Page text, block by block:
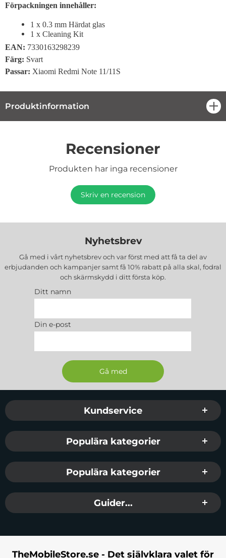
Förpackningen innehåller:
1 x 0.3 mm Härdat glas
1 x Cleaning Kit
EAN: 7330163298239
Färg: Svart
Passar: Xiaomi Redmi Note 11/11S
Produktinformation
Recensioner
Produkten har inga recensioner
Skriv en recension
Nyhetsbrev
Gå med i vårt nyhetsbrev och var först med att få ta del av
erbjudanden och kampanjer samt få 10% rabatt på alla skal, fodral
och skärmskydd i ditt första köp.
Ditt namn
Din e-post
Sidfot Blandad info och länkar
Kundservice
Populära kategorier
Populära kategorier
Guider...
TheMobileStore.se - Det självklara valet för